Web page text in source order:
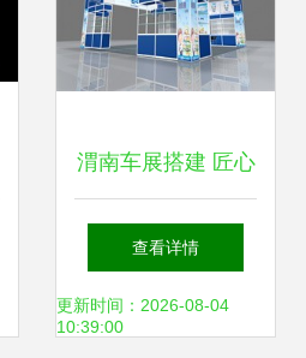
渭南车展搭建 匠心
服务演绎品牌魅力
查看详情
更新时间：2026-08-04
10:39:00